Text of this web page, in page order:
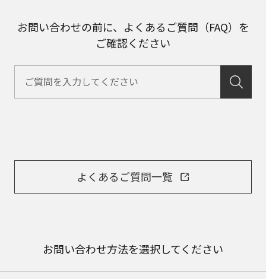
お問い合わせの前に、よくあるご質問（FAQ）を
ご確認ください
よくあるご質問一覧
お問い合わせ方法を選択してください